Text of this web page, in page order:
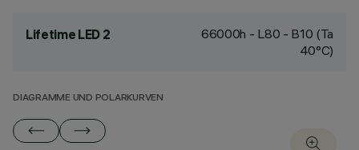
Lifetime LED 2
66000h - L80 - B10 (Ta
40°C)
DIAGRAMME UND POLARKURVEN